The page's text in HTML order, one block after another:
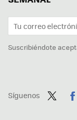
Suscribiéndote
Síguenos